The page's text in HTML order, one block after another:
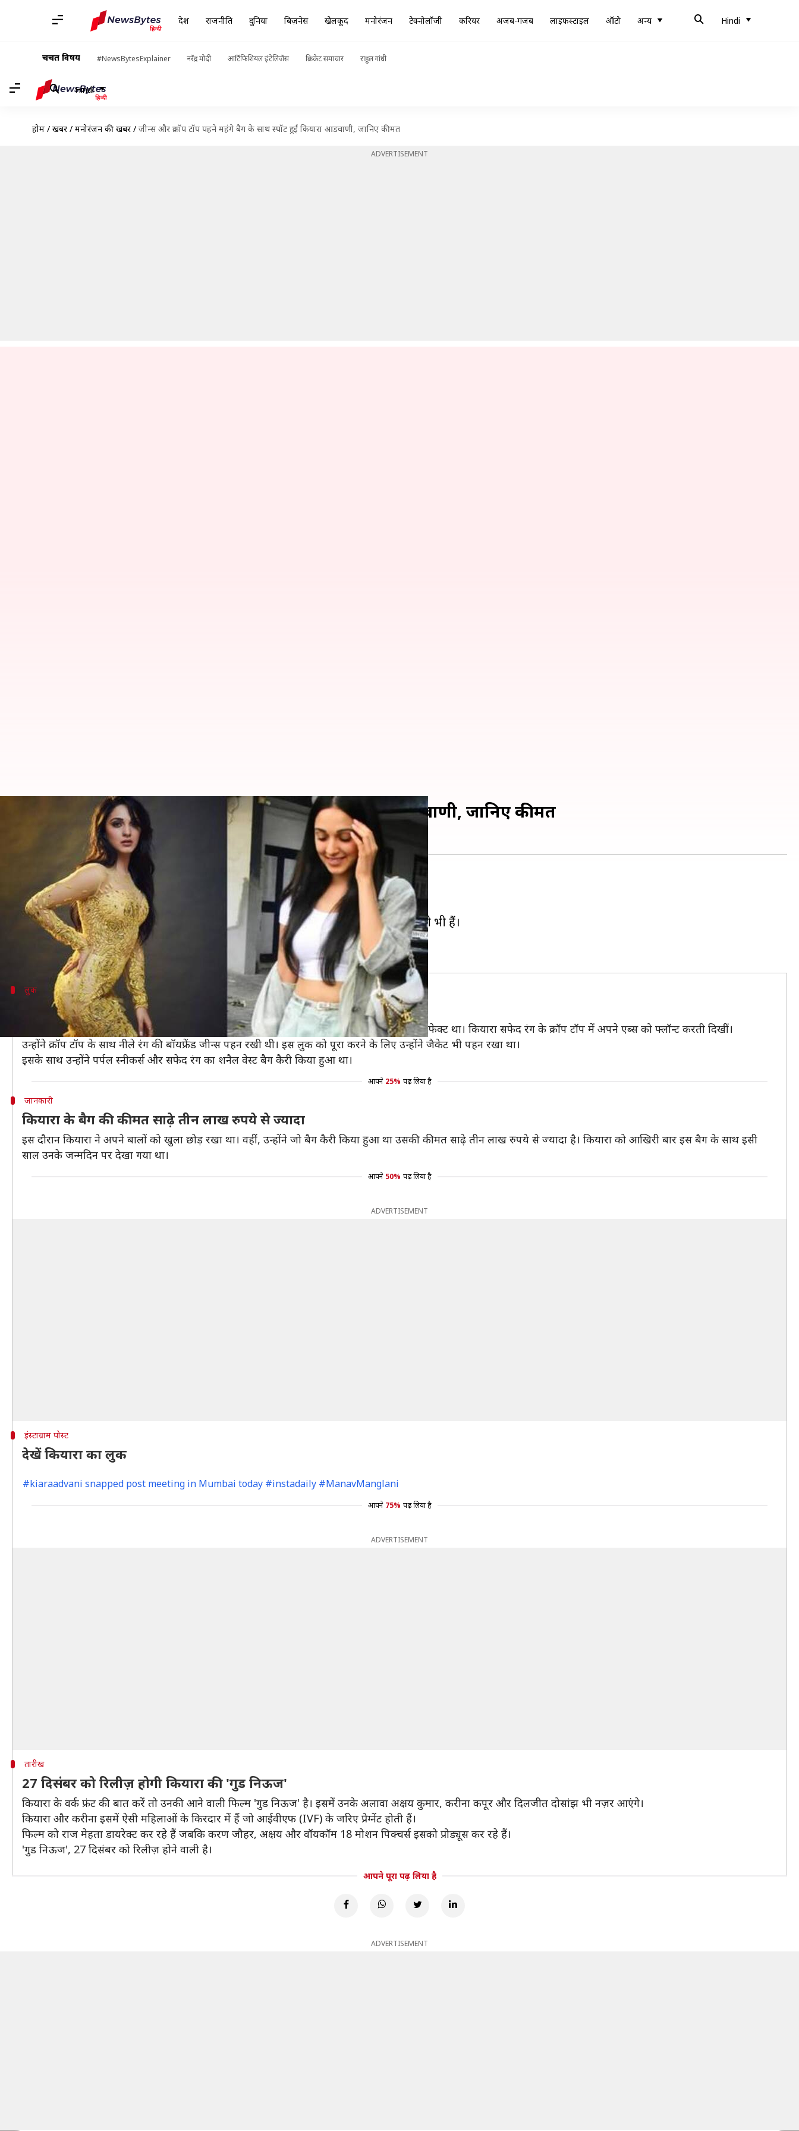
देश राजनीति दुनिया बिज़नेस खेलकूद मनोरंजन टेक्नोलॉजी करियर अजब-गजब लाइफस्टाइल ऑटो अन्य Hindi
चर्चित विषय #NewsBytesExplainer नरेंद्र मोदी आर्टिफिशियल इंटेलिजेंस क्रिकेट समाचार राहुल गांधी
Hindi
होम / खबरें / मनोरंजन की खबरें / जीन्स और क्रॉप टॉप पहने महंगे बैग के साथ स्पॉट हुईं कियारा आडवाणी, जानिए कीमत
ADVERTISEMENT
जीन्स और क्रॉप टॉप पहने महंगे बैग के साथ स्पॉट हुईं कियारा आडवाणी, जानिए कीमत
Dec 06, 2019 09:00 pm
जब बात फैशन की आती है तो कियारा आडवाणी कभी भी अपने फैन्स को निराश नहीं करतीं।
उनका फैशन सेंस कमाल है, इस चीज को वह कई बार साबित भी कर चुकी हैं।
वह एक कैज्युल लुक को भी रेड कार्पेट मोमेंट बना देती हैं। कियारा अपने कपड़ों को लेकर काफी चूजी भी हैं।
हाल ही में 'कबीर सिंह' अभिनेत्री मुंबई के बांद्रा में स्पॉट हुईं।
लुक
जीन्स और क्रॉप टॉप में दिखीं कियारा
कियारा इस दौरान इंगलिश कलर के कपड़ों को पहने स्पॉट हुईं। उनका लुक मुंबई के मौसम के हिसाब से परफेक्ट था। कियारा सफेद रंग के क्रॉप टॉप में अपने एब्स को फ्लॉन्ट करती दिखीं।
उन्होंने क्रॉप टॉप के साथ नीले रंग की बॉयफ्रेंड जीन्स पहन रखी थी। इस लुक को पूरा करने के लिए उन्होंने जैकेट भी पहन रखा था।
इसके साथ उन्होंने पर्पल स्नीकर्स और सफेद रंग का शनैल वेस्ट बैग कैरी किया हुआ था।
आपने 25% पढ़ लिया है
जानकारी
कियारा के बैग की कीमत साढ़े तीन लाख रुपये से ज्यादा
इस दौरान कियारा ने अपने बालों को खुला छोड़ रखा था। वहीं, उन्होंने जो बैग कैरी किया हुआ था उसकी कीमत साढ़े तीन लाख रुपये से ज्यादा है। कियारा को आखिरी बार इस बैग के साथ इसी
साल उनके जन्मदिन पर देखा गया था।
आपने 50% पढ़ लिया है
ADVERTISEMENT
इंस्टाग्राम पोस्ट
देखें कियारा का लुक
#kiaraadvani snapped post meeting in Mumbai today #instadaily #ManavManglani
आपने 75% पढ़ लिया है
ADVERTISEMENT
तारीख
27 दिसंबर को रिलीज़ होगी कियारा की 'गुड निऊज'
कियारा के वर्क फ्रंट की बात करें तो उनकी आने वाली फिल्म 'गुड निऊज' है। इसमें उनके अलावा अक्षय कुमार, करीना कपूर और दिलजीत दोसांझ भी नज़र आएंगे।
कियारा और करीना इसमें ऐसी महिलाओं के किरदार में हैं जो आईवीएफ (IVF) के जरिए प्रेग्नेंट होती हैं।
फिल्म को राज मेहता डायरेक्ट कर रहे हैं जबकि करण जौहर, अक्षय और वॉयकॉम 18 मोशन पिक्चर्स इसको प्रोड्यूस कर रहे हैं।
'गुड निऊज', 27 दिसंबर को रिलीज़ होने वाली है।
आपने पूरा पढ़ लिया है
ADVERTISEMENT